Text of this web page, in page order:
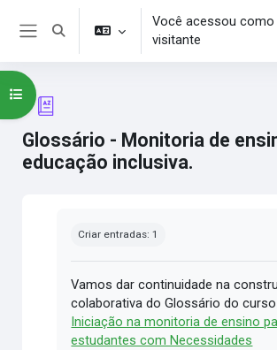
Ir para o conteúdo principal
Alternar entrada de pesquisa
Você acessou como
visitante
Glossário - Monitoria de
educação inclusiva.
Abrir índice do curso
Criar entradas: 1
Vamos dar continuidade na
colaborativa do Glossário do curso
Iniciação na monitoria de ensino
estudantes com Necessidades